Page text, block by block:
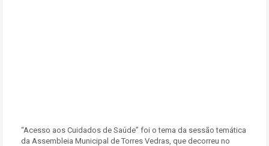
“Acesso aos Cuidados de Saúde” foi o tema da sessão temática
da Assembleia Municipal de Torres Vedras, que decorreu no